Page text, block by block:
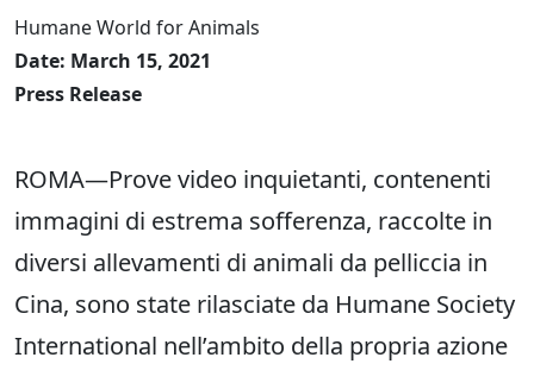
Humane World for Animals
Date: March 15, 2021
Press Release
ROMA—Prove video inquietanti, contenenti
immagini di estrema sofferenza, raccolte in
diversi allevamenti di animali da pelliccia in
Cina, sono state rilasciate da Humane Society
International nell’ambito della propria azione